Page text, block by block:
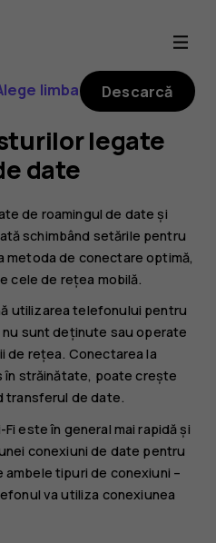
limba Descarcă
legate
date
de roamingul de date și
schimbând setările pentru
metoda de conectare optimă,
cele de rețea mobilă.
utilizarea telefonului pentru
sunt deținute sau operate
de rețea. Conectarea la
în străinătate, poate crește
transferul de date.
este în general mai rapidă și
conexiuni de date pentru
ambele tipuri de conexiuni –
va utiliza conexiunea